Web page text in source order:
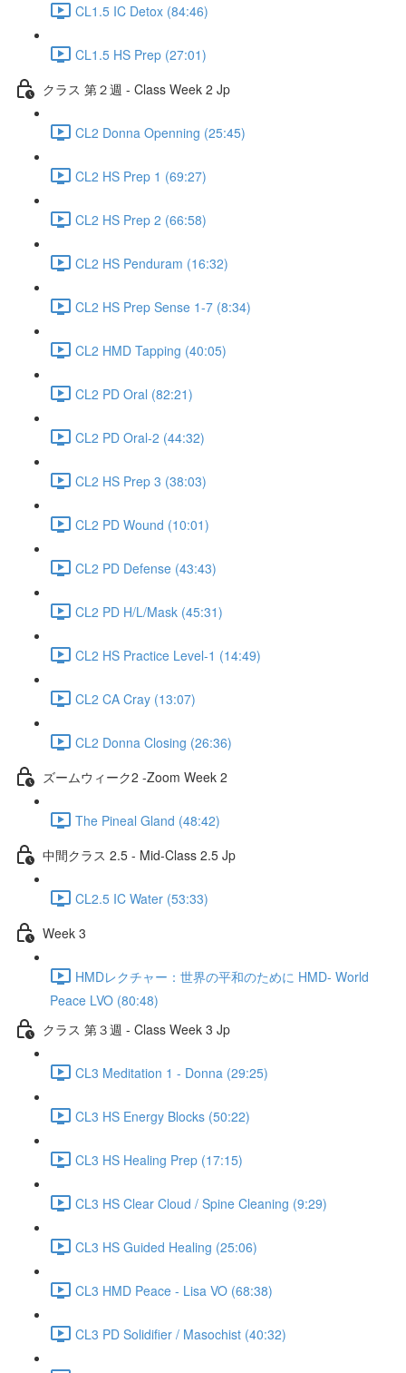
CL1.5 IC Detox (84:46)
CL1.5 HS Prep (27:01)
クラス 第２週 - Class Week 2 Jp
CL2 Donna Openning (25:45)
CL2 HS Prep 1 (69:27)
CL2 HS Prep 2 (66:58)
CL2 HS Penduram (16:32)
CL2 HS Prep Sense 1-7 (8:34)
CL2 HMD Tapping (40:05)
CL2 PD Oral (82:21)
CL2 PD Oral-2 (44:32)
CL2 HS Prep 3 (38:03)
CL2 PD Wound (10:01)
CL2 PD Defense (43:43)
CL2 PD H/L/Mask (45:31)
CL2 HS Practice Level-1 (14:49)
CL2 CA Cray (13:07)
CL2 Donna Closing (26:36)
ズームウィーク2 -Zoom Week 2
The Pineal Gland (48:42)
中間クラス 2.5 - Mid-Class 2.5 Jp
CL2.5 IC Water (53:33)
Week 3
HMDレクチャー：世界の平和のために HMD- World
Peace LVO (80:48)
クラス 第３週 - Class Week 3 Jp
CL3 Meditation 1 - Donna (29:25)
CL3 HS Energy Blocks (50:22)
CL3 HS Healing Prep (17:15)
CL3 HS Clear Cloud / Spine Cleaning (9:29)
CL3 HS Guided Healing (25:06)
CL3 HMD Peace - Lisa VO (68:38)
CL3 PD Solidifier / Masochist (40:32)